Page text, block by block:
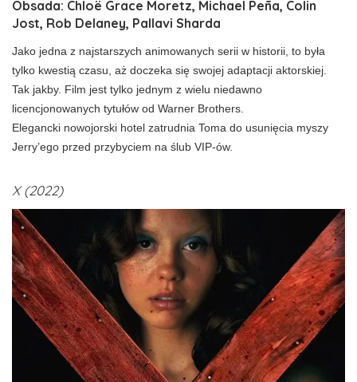
Obsada: Chloë Grace Moretz, Michael Peña, Colin
Jost, Rob Delaney, Pallavi Sharda
Jako jedna z najstarszych animowanych serii w historii, to była
tylko kwestią czasu, aż doczeka się swojej adaptacji aktorskiej.
Tak jakby. Film jest tylko jednym z wielu niedawno
licencjonowanych tytułów od Warner Brothers.
Elegancki nowojorski hotel zatrudnia Toma do usunięcia myszy
Jerry’ego przed przybyciem na ślub VIP-ów.
X (2022)